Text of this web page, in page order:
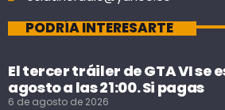
PODRÍA INTERESARTE
El tercer tráiler de GTA VI se
agosto a las 21:00. Si pagas
6 de agosto de 2026